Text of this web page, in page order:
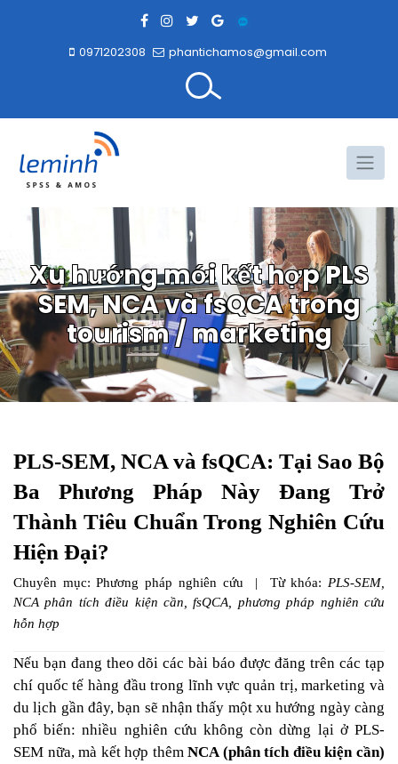
0971202308 phantichamos@gmail.com
Xu hướng mới kết hợp PLS
SEM, NCA và fsQCA trong
tourism / marketing
PLS-SEM, NCA và fsQCA: Tại Sao Bộ
Ba Phương Pháp Này Đang Trở
Thành Tiêu Chuẩn Trong Nghiên Cứu
Hiện Đại?
Chuyên mục: Phương pháp nghiên cứu | Từ khóa: PLS-SEM,
NCA phân tích điều kiện cần, fsQCA, phương pháp nghiên cứu
hỗn hợp
Nếu bạn đang theo dõi các bài báo được đăng trên các tạp
chí quốc tế hàng đầu trong lĩnh vực quản trị, marketing và
du lịch gần đây, bạn sẽ nhận thấy một xu hướng ngày càng
phổ biến: nhiều nghiên cứu không còn dừng lại ở PLS-
SEM nữa, mà kết hợp thêmNCA (phân tích điều kiện cần)